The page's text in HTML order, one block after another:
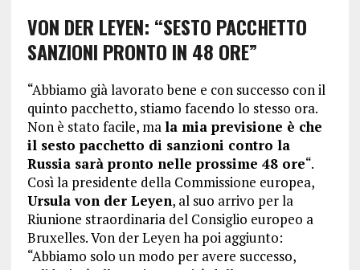
VON DER LEYEN: “SESTO PACCHETTO
SANZIONI PRONTO IN 48 ORE”
“Abbiamo già lavorato bene e con successo con il
quinto pacchetto, stiamo facendo lo stesso ora.
Non è stato facile, mala mia previsione è che
il sesto pacchetto di sanzioni contro la
Russia sarà pronto nelle prossime 48 ore“.
Così la presidente della Commissione europea,
Ursula von der Leyen, al suo arrivo per la
Riunione straordinaria del Consiglio europeo a
Bruxelles. Von der Leyen ha poi aggiunto:
“Abbiamo solo un modo per avere successo,